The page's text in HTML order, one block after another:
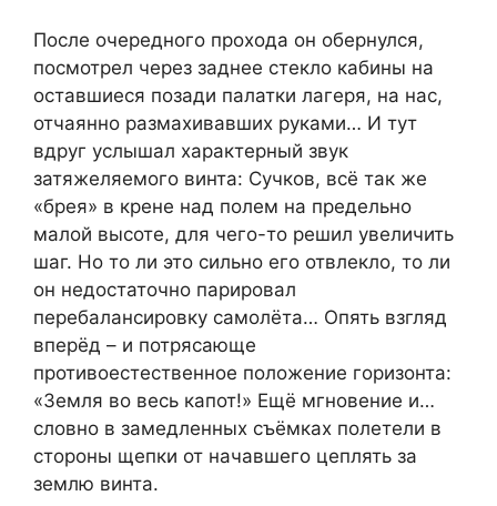
После очередного прохода он обернулся,
посмотрел через заднее стекло кабины на
оставшиеся позади палатки лагеря, на нас,
отчаянно размахивавших руками… И тут
вдруг услышал характерный звук
затяжеляемого винта: Сучков, всё так же
«брея» в крене над полем на предельно
малой высоте, для чего-то решил увеличить
шаг. Но то ли это сильно его отвлекло, то ли
он недостаточно парировал
перебалансировку самолёта… Опять взгляд
вперёд – и потрясающе
противоестественное положение горизонта:
«Земля во весь капот!» Ещё мгновение и…
словно в замедленных съёмках полетели в
стороны щепки от начавшего цеплять за
землю винта.